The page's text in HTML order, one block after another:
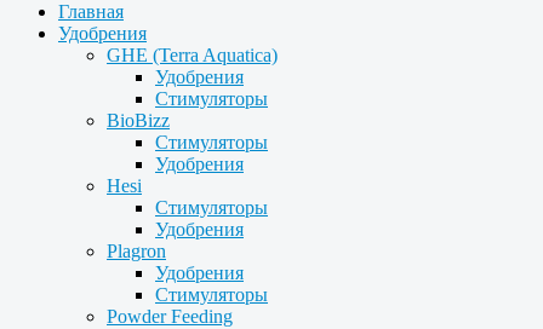
Главная
Удобрения
GHE (Terra Aquatica)
Удобрения
Стимуляторы
BioBizz
Стимуляторы
Удобрения
Hesi
Стимуляторы
Удобрения
Plagron
Удобрения
Стимуляторы
Powder Feeding